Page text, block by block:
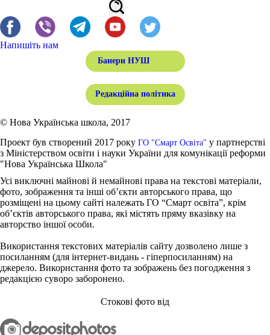
Напишіть нам
Банери НУШ
Редакційна політика
© Нова Українська школа, 2017
Проект був створений 2017 року ГО "Смарт Освіта" у партнерстві
з Міністерством освіти і науки України для комунікації реформи
"Нова Українська Школа"
Усі виключні майнові й немайнові права на текстові матеріали,
фото, зображення та інші об’єкти авторського права, що
розміщені на цьому сайті належать ГО “Смарт освіта”, крім
об’єктів авторського права, які містять пряму вказівку на
авторство іншої особи.
Використання текстових матеріалів сайту дозволено лише з
посиланням (для інтернет-видань - гіперпосиланням) на
джерело. Використання фото та зображень без погодження з
редакцією суворо заборонено.
Стокові фото від